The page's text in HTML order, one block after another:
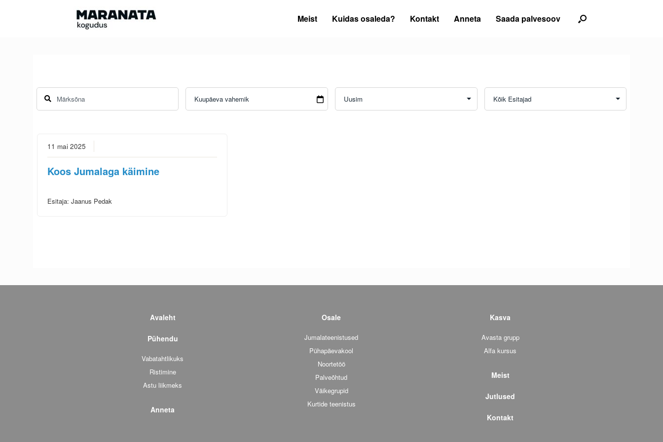
Meist Kuidas osaleda? Kontakt Anneta Saada palvesoov
11 mai 2025
Koos Jumalaga käimine
Esitaja: Jaanus Pedak
Avaleht
Pühendu
Vabatahtlikuks
Ristimine
Astu liikmeks
Anneta
Osale
Jumalateenistused
Pühapäevakool
Noortetöö
Palveõhtud
Väikegrupid
Kurtide teenistus
Kasva
Avasta grupp
Alfa kursus
Meist
Jutlused
Kontakt